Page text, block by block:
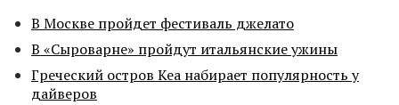
В Москве пройдет фестиваль джелато
В «Сыроварне» пройдут итальянские ужины
Греческий остров Кеа набирает популярность у
дайверов